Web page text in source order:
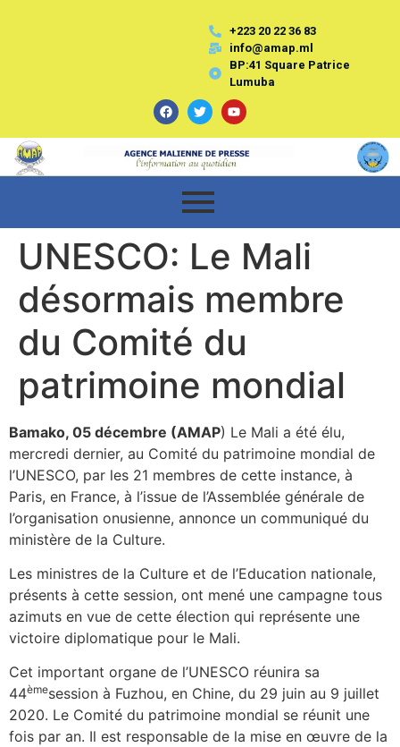
+223 20 22 36 83
info@amap.ml
BP:41 Square Patrice
Lumuba
UNESCO: Le Mali
désormais membre
du Comité du
patrimoine mondial
Bamako, 05 décembre (AMAP) Le Mali a été élu,
mercredi dernier, au Comité du patrimoine mondial de
l’UNESCO, par les 21 membres de cette instance, à
Paris, en France, à l’issue de l’Assemblée générale de
l’organisation onusienne, annonce un communiqué du
ministère de la Culture.
Les ministres de la Culture et de l’Education nationale,
présents à cette session, ont mené une campagne tous
azimuts en vue de cette élection qui représente une
victoire diplomatique pour le Mali.
Cet important organe de l’UNESCO réunira sa
44èmesession à Fuzhou, en Chine, du 29 juin au 9 juillet
2020. Le Comité du patrimoine mondial se réunit une
fois par an. Il est responsable de la mise en œuvre de la